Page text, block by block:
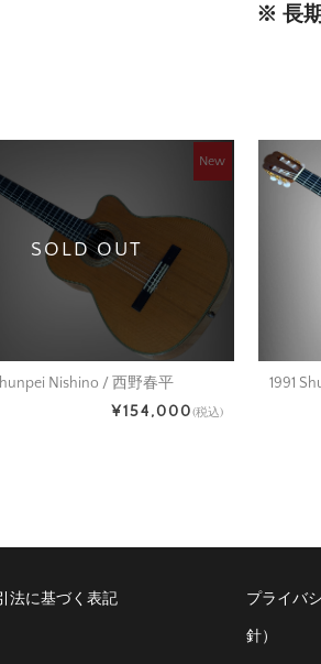
※ 長期
SOLD OUT
New
Nishino / 西野春平
¥154,000(税込)
1991
法に基づく表記 プライバ
針）